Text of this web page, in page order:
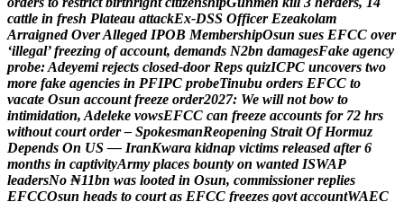
cattle in fresh Plateau attackEx-DSS Officer Ezeakolam
Arraigned OverAlleged IPOB MembershipOsun sues EFCC over
‘illegal’ freezing of account, demands N2bn damagesFake agency
probe:Adeyemi rejects closed-door Reps quizICPC uncovers two
more fake agencies in PFIPC probeTinubu orders EFCC to
vacate Osun account freeze order2027: We will not bow to
intimidation, Adeleke vowsEFCC can freeze accounts for 72 hrs
without court order – SpokesmanReopening Strait Of Hormuz
Depends On US — IranKwara kidnap victims released after 6
months in captivityArmy places bounty on wanted ISWAP
leadersNo ₦11bn was looted in Osun, commissioner replies
EFCCOsun heads to court as EFCC freezes govt accountWAEC